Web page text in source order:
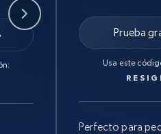
Prueba
Usa este
Perfecto para